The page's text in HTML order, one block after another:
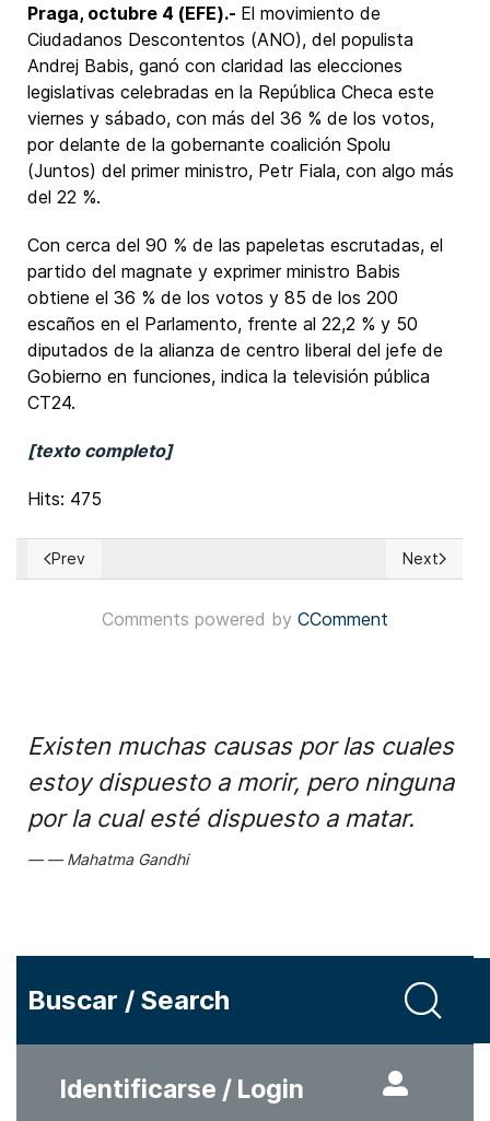
Praga, octubre 4 (EFE).- El movimiento de
Ciudadanos Descontentos (ANO), del populista
Andrej Babis, ganó con claridad las elecciones
legislativas celebradas en la República Checa este
viernes y sábado, con más del 36 % de los votos,
por delante de la gobernante coalición Spolu
(Juntos) del primer ministro, Petr Fiala, con algo más
del 22 %.
Con cerca del 90 % de las papeletas escrutadas, el
partido del magnate y exprimer ministro Babis
obtiene el 36 % de los votos y 85 de los 200
escaños en el Parlamento, frente al 22,2 % y 50
diputados de la alianza de centro liberal del jefe de
Gobierno en funciones, indica la televisión pública
CT24.
[texto completo]
Hits: 475
Previous article: Argentina: Diputado José Luis Espert se
Prev Next
Next
Comments powered by CComment
Existen muchas causas por las cuales
estoy dispuesto a morir, pero ninguna
por la cual esté dispuesto a matar.
Mahatma Gandhi
Buscar / Search
Identificarse / Login